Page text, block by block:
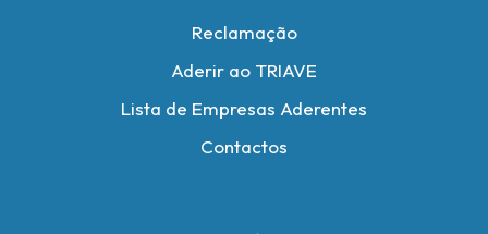
Reclamação
Aderir ao TRIAVE
Lista de Empresas Aderentes
Contactos